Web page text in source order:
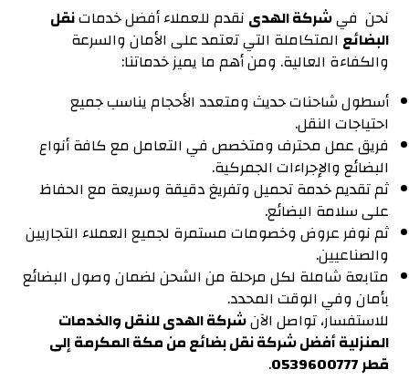
نحن فيشركة الهدى نقدم للعملاء أفضل خدماتنقل
البضائع المتكاملة التي تعتمد على الأمان والسرعة
والكفاءة العالية. ومن أهم ما يميز خدماتنا:
أسطول شاحنات حديث ومتعدد الأحجام يناسب جميع
احتياجات النقل.
فريق عمل محترف ومتخصص في التعامل مع كافة أنواع
البضائع والإجراءات الجمركية.
ثم تقديم خدمة تحميل وتفريغ دقيقة وسريعة مع الحفاظ
على سلامة البضائع.
ثم نوفر عروض وخصومات مستمرة لجميع العملاء التجاريين
والصناعيين.
متابعة شاملة لكل مرحلة من الشحن لضمان وصول البضائع
بأمان وفي الوقت المحدد.
للاستفسار، تواصل الآنشركة الهدى للنقل والخدمات
المنزلية أفضل شركة نقل بضائع من مكة المكرمة إلى
قطر 0539600777
.